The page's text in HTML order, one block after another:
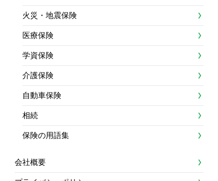
火災・地震保険
医療保険
学資保険
介護保険
自動車保険
相続
保険の用語集
会社概要